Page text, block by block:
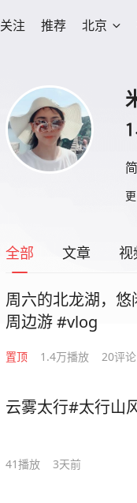
关注 推荐 北京
全部 文章 视
周六的北龙湖，
周边游 #vlog
置顶 1.4万播放 20评论
云雾太行#太行山
41播放 3天前